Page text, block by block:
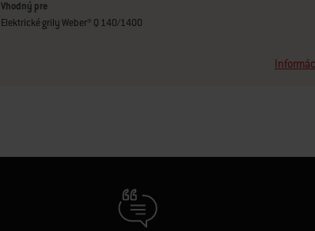
Vhodný pre
Elektrické grily Weber® Q 140/1400